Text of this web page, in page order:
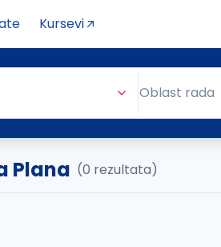
Kursevi
Oblast rada
Plana (0 rezultata)